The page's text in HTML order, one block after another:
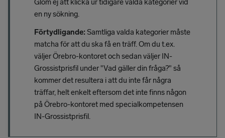
Glöm ej att klicka ur tidigare valda kategorier vid
en ny sökning.
Förtydligande: Samtliga valda kategorier måste
matcha för att du ska få en träff. Om du t.ex.
väljer Örebro-kontoret och sedan väljer IN-
Grossistprisfil under "Vad gäller din fråga?" så
kommer det resultera i att du inte får några
träffar, helt enkelt eftersom det inte finns någon
på Örebro-kontoret med specialkompetensen
IN-Grossistprisfil.